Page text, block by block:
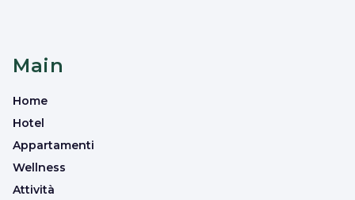
Main
Home
Hotel
Appartamenti
Wellness
Attività